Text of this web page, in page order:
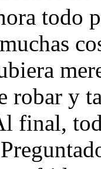
todo
robar y
final,